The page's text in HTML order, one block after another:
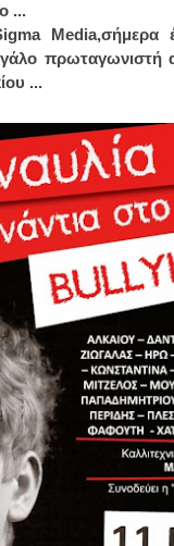
...
Media,σήμερα
πρωταγωνιστή
...